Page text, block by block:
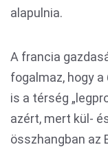
alapulnia.
A francia
fogalmaz, hogy
is a térség
azért, mert kül-
összhangban az